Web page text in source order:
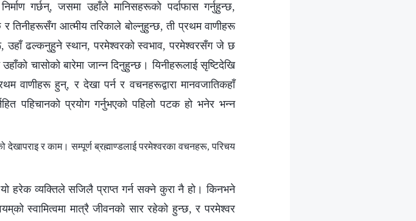
गर्छन्, जसमा उहाँले मानिसहरूको पर्दाफास गर्नुहुन्छ,
र तिनीहरूसँग आत्मीय तरिकाले बोल्‍नुहुन्छ, ती प्रथम वाणीहरू
उहाँ ढल्कनुहुने स्थान, परमेश्‍वरको स्वभाव, परमेश्‍वरसँग जे छ
चासोको बारेमा जान्‍न दिनुहुन्छ। यिनीहरूलाई सृष्टिदेखि
वाणीहरू हुन्, र देखा पर्न र वचनहरूद्वारा मानवजातिकहाँ
पहिचानको प्रयोग गर्नुभएको पहिलो पटक हो भनेर भन्‍न
र काम। सम्पूर्ण ब्रह्माण्डलाई परमेश्‍वरका वचनहरू, परिचय
हरेक व्यक्तिले सजिलै प्राप्त गर्न सक्‍ने कुरा नै हो। किनभने
स्वामित्वमा मात्रै जीवनको सार रहेको हुन्छ, र परमेश्‍वर